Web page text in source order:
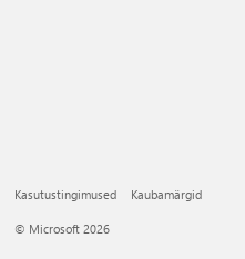
Kasutustingimused Kaubamärgid
© Microsoft 2026